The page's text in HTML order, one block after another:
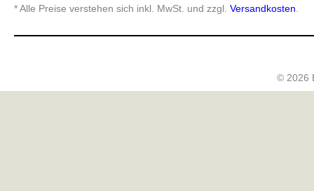
* Alle Preise verstehen sich inkl. MwSt. und zzgl. Versandkosten
© 2026